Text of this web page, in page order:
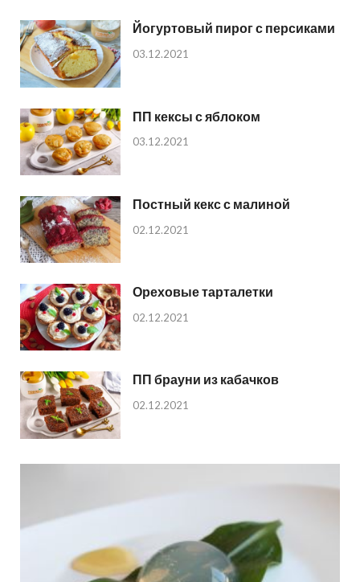
Йогуртовый пирог с персиками
03.12.2021
ПП кексы с яблоком
03.12.2021
Постный кекс с малиной
02.12.2021
Ореховые тарталетки
02.12.2021
ПП брауни из кабачков
02.12.2021